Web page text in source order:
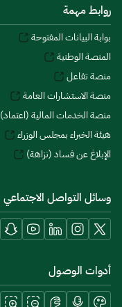
روابط مهمة
بوابة البيانات المفتوحة
المنصة الوطنية
منصة تفاعل
منصة الاستشارات العامة
منصة الخدمات المالية (اعتماد)
هيئة الخبراء بمجلس الوزراء
الإبلاغ عن فساد (نزاهة)
وسائل التواصل الاجتماعي
أدوات الوصول